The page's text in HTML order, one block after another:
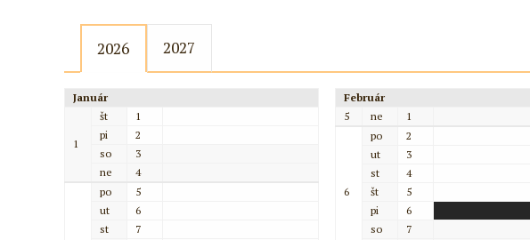
2026 2027
Január
1
št
1
pi
2
so
3
ne
4
po
5
ut
6
st
7
Február
5
ne 1
6
po
2
ut
3
st
4
št
5
pi
6
so
7